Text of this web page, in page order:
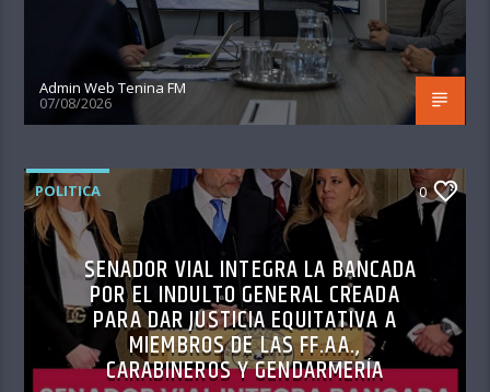
Admin Web Tenina FM
07/08/2026
POLITICA 0
SENADOR VIAL INTEGRA LA BANCADA
POR EL INDULTO GENERAL CREADA
PARA DAR JUSTICIA EQUITATIVA A
MIEMBROS DE LAS FF.AA.,
CARABINEROS Y GENDARMERÍA